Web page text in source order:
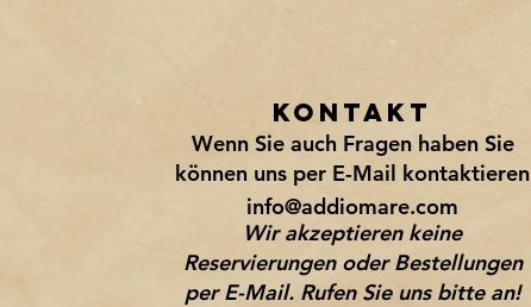
KOntaKt
Wenn Sie auch Fragen haben Sie
können uns per E-Mail kontaktieren
Wir akzeptieren keine
Reservierungen oder Bestellungen
per E-Mail. Rufen Sie uns bitte an!
info@addiomare.com